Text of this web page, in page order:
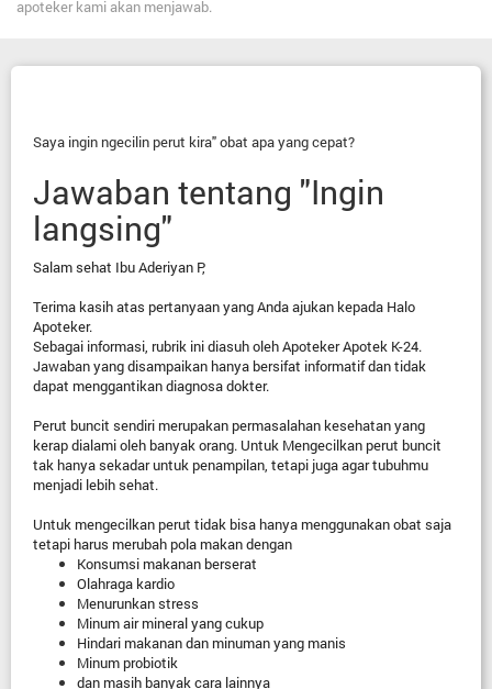
apoteker kami akan menjawab.
Saya ingin ngecilin perut kira" obat apa yang cepat?
Jawaban tentang "Ingin
langsing"
Salam sehat Ibu Aderiyan P,
Terima kasih atas pertanyaan yang Anda ajukan kepada Halo
Apoteker.
Sebagai informasi, rubrik ini diasuh oleh Apoteker Apotek K-24.
Jawaban yang disampaikan hanya bersifat informatif dan tidak
dapat menggantikan diagnosa dokter.
Perut buncit sendiri merupakan permasalahan kesehatan yang
kerap dialami oleh banyak orang. Untuk Mengecilkan perut buncit
tak hanya sekadar untuk penampilan, tetapi juga agar tubuhmu
menjadi lebih sehat.
Untuk mengecilkan perut tidak bisa hanya menggunakan obat saja
tetapi harus merubah pola makan dengan
Konsumsi makanan berserat
Olahraga kardio
Menurunkan stress
Minum air mineral yang cukup
Hindari makanan dan minuman yang manis
Minum probiotik
dan masih banyak cara lainnya